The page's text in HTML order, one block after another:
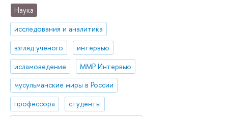
Наука
исследования и аналитика
взгляд ученого
интервью
исламоведение
ММР Интервью
мусульманские миры в России
профессора
студенты